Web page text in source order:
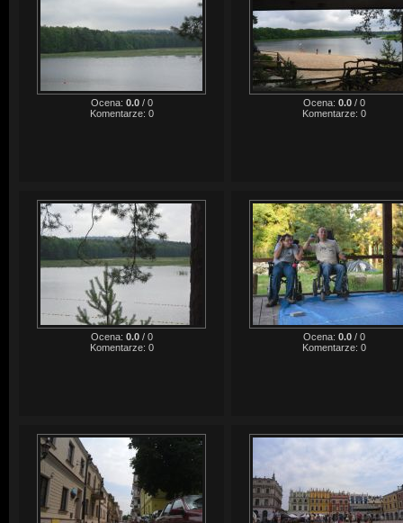
Ocena: 0.0/ 0
Komentarze: 0
Ocena: 0.0/ 0
Komentarze: 0
Ocena: 0.0/ 0
Komentarze: 0
Ocena: 0.0/ 0
Komentarze: 0